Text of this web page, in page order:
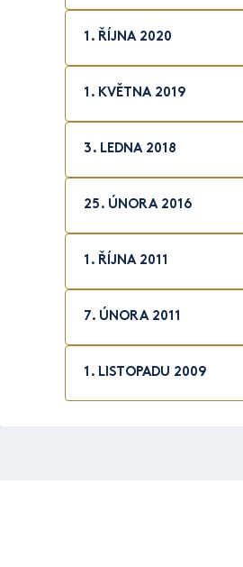
1. ŘÍJNA 2020
1. KVĚTNA 2019
3. LEDNA 2018
25. ÚNORA 2016
1. ŘÍJNA 2011
7. ÚNORA 2011
1. LISTOPADU 2009